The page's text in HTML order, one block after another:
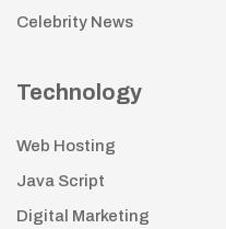
Celebrity News
Technology
Web Hosting
Java Script
Digital Marketing